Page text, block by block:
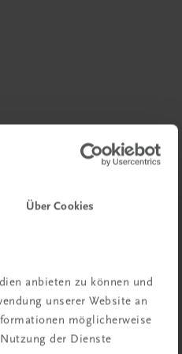
Über Cookies
anbieten zu können und
unserer Website an
möglicherweise
der Dienste